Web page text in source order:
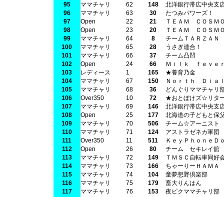
95
ママチャリ 62 148
北洋銀行帯広中央支
96
ママチャリ 63 30
たつみパワーズ！
97
Open 22 21
ＴＥＡＭ ＣＯＳＭ
98
Open 23 20
ＴＥＡＭ ＣＯＳＭ
99
ママチャリ 64 8
チームＴＡＲＺＡＮ
100
ママチャリ 65 28
うさぎ連合！
101
ママチャリ 66 37
チーム凸凹
102
Open 24 66
Ｍｉｌｋ ｆｅｖｅ
103
レディース 1 165
★養育乃金
104
ママチャリ 67 150
Ｎｏｒｔｈ Ｄｉａ
105
ママチャリ 68 36
どんぐりママチャリ
106
Over350 10 72
★おとぼけズ☆リタ
107
ママチャリ 69 146
北洋銀行帯広中央支
108
Open 25 177
北海道の子どもと保
109
ママチャリ 70 506
チーム☆アーニスト
110
ママチャリ 71 124
アストラゼネカ軍団
111
Over350 11 511
ＫｅｙＰｈｏｎｅＤ
112
Open 26 80
チーム セキレイ舘
113
ママチャリ 72 149
ＴＭＳＣ自転車同好
114
ママチャリ 73 166
ちゃーりーＨＡＭＡ
115
ママチャリ 74 104
童夢想野倶楽部
116
ママチャリ 75 179
畜大りんはん
117
ママチャリ 76 153
夜ピクママチャリ部